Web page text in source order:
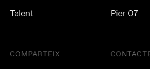
Talent
Pier 07
COMPARTEIX